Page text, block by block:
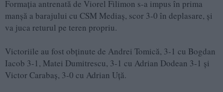
Formația antrenată de Viorel Filimon s-a impus în prima
manșă a barajului cu CSM Mediaș, scor 3-0 în deplasare, și
va juca returul pe teren propriu.
Victoriile au fost obținute de Andrei Tomică, 3-1 cu Bogdan
Iacob 3-1, Matei Dumitrescu, 3-1 cu Adrian Dodean 3-1 și
Victor Carabaș, 3-0 cu Adrian Uță.